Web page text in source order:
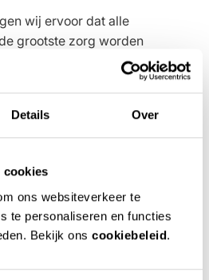
Details Over
cookies
ons websiteverkeer te
te personaliseren en functies
Bekijk ons cookiebeleid.
wij ervoor dat alle
grootste zorg worden
achter onze geleverde
Als bewijs daarvan ontvangt u
misgaat
dan ook niet tevreden zijn,
aan de